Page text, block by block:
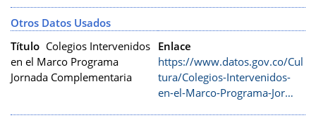
Otros Datos Usados
Título Colegios Intervenidos
en el Marco Programa
Jornada Complementaria
Enlace
https://www.datos.gov.co/Cul
tura/Colegios-Intervenidos-
en-el-Marco-Programa-Jor…